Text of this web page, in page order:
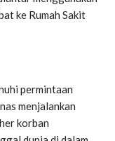
ke Rumah Sakit
permintaan
menjalankan
korban